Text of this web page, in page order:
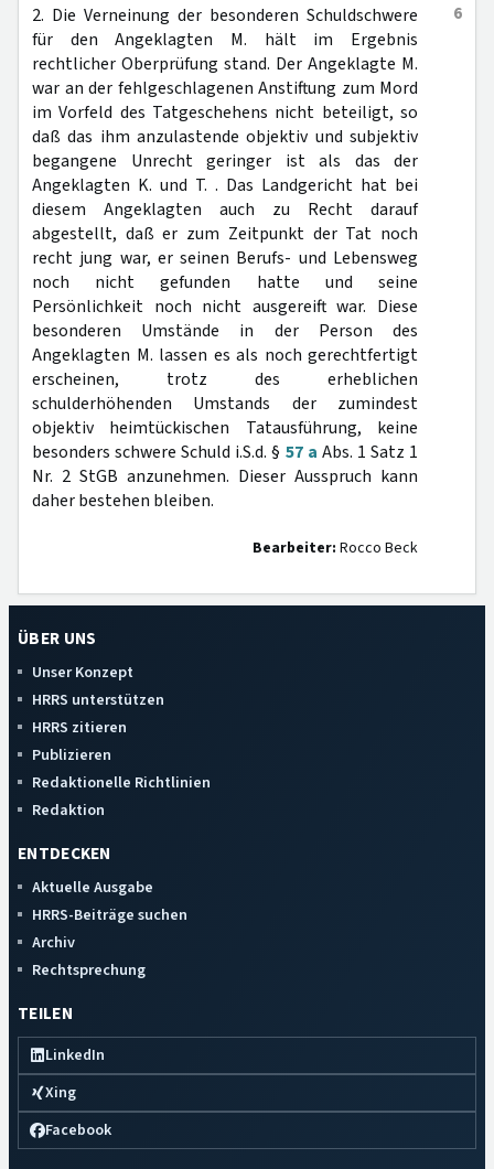
6
2. Die Verneinung der besonderen Schuldschwere
für den Angeklagten M. hält im Ergebnis
rechtlicher Oberprüfung stand. Der Angeklagte M.
war an der fehlgeschlagenen Anstiftung zum Mord
im Vorfeld des Tatgeschehens nicht beteiligt, so
daß das ihm anzulastende objektiv und subjektiv
begangene Unrecht geringer ist als das der
Angeklagten K. und T. . Das Landgericht hat bei
diesem Angeklagten auch zu Recht darauf
abgestellt, daß er zum Zeitpunkt der Tat noch
recht jung war, er seinen Berufs- und Lebensweg
noch nicht gefunden hatte und seine
Persönlichkeit noch nicht ausgereift war. Diese
besonderen Umstände in der Person des
Angeklagten M. lassen es als noch gerechtfertigt
erscheinen, trotz des erheblichen
schulderhöhenden Umstands der zumindest
objektiv heimtückischen Tatausführung, keine
besonders schwere Schuld i.S.d. § 57 a Abs. 1 Satz 1
Nr. 2 StGB anzunehmen. Dieser Ausspruch kann
daher bestehen bleiben.
Bearbeiter: Rocco Beck
ÜBER UNS
Unser Konzept
HRRS unterstützen
HRRS zitieren
Publizieren
Redaktionelle Richtlinien
Redaktion
ENTDECKEN
Aktuelle Ausgabe
HRRS-Beiträge suchen
Archiv
Rechtsprechung
TEILEN
LinkedIn
Xing
Facebook